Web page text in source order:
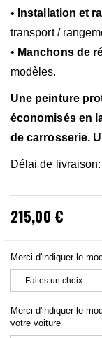
• Installation et
transport /
• Manchons de
modèles.
Une peinture
économisés en
de carrosserie.
Délai de
215,00 €
Merci d'indiquer le
Merci d'indiquer le
votre voiture